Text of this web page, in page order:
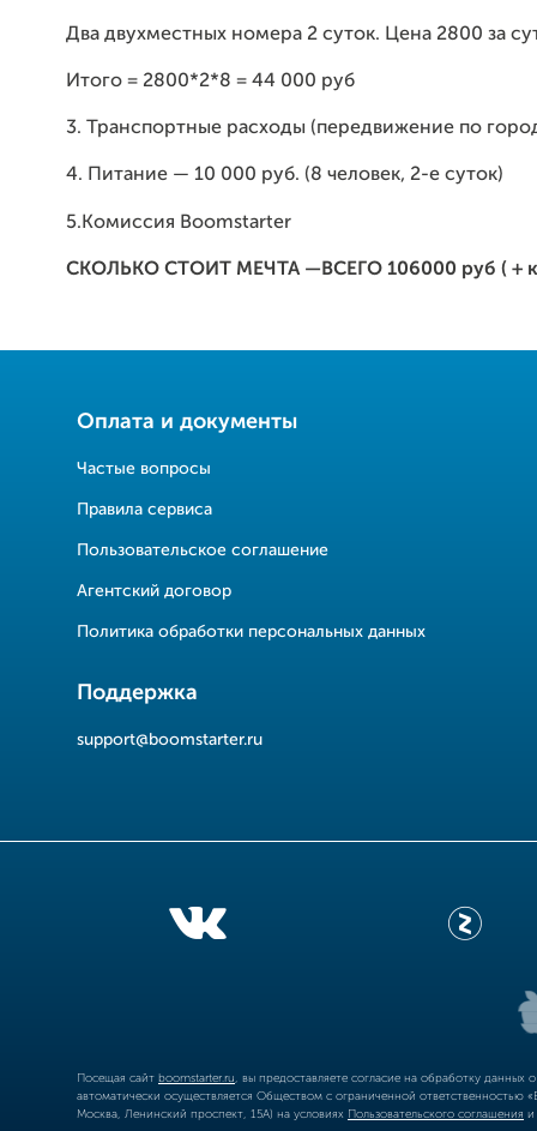
Два двухместных номера 2 суток. Цена 2800 за
Итого = 2800*2*8 = 44 000 руб
3. Транспортные расходы (передвижение по
4. Питание — 10 000 руб. (8 человек, 2-е суток)
5.Комиссия Boomstarter
СКОЛЬКО СТОИТ МЕЧТА —ВСЕГО 106000 руб ( +
Оплата и документы
Частые вопросы
Правила сервиса
Пользовательское соглашение
Агентский договор
Политика обработки персональных данных
Поддержка
support@boomstarter.ru
Посещая сайт boomstarter.ru , вы предоставляете согласие на обработку
автоматически осуществляется Обществом с ограниченной
Москва, Ленинский проспект, 15А) на условиях Пользовательского соглашения и